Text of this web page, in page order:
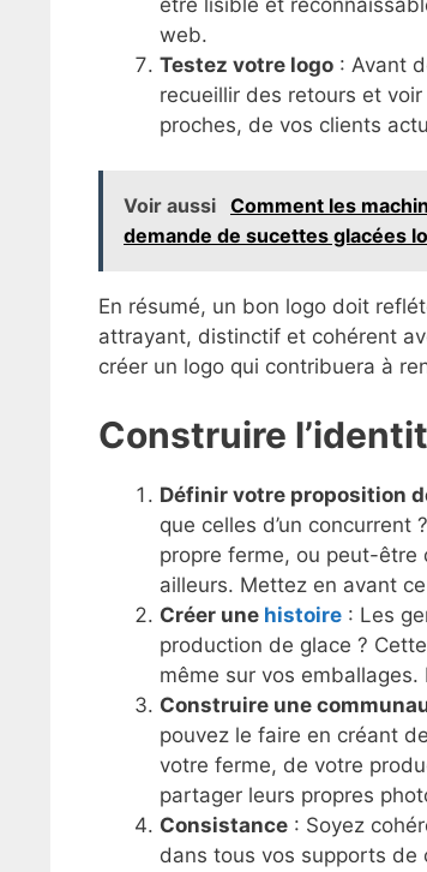
web.
Testez votre logo : Avant
recueillir des retours et
proches, de vos clients
Voir aussi Comment les
demande de sucettes glacées
En résumé, un bon logo doit
attrayant, distinctif et cohérent
créer un logo qui contribuera à
Construire
Définir votre proposition
que celles d’un
propre ferme, ou peut-être
ailleurs. Mettez en avant
Créer une histoire : Les
production de glace ?
même sur vos
Construire une
pouvez le faire en créant
votre ferme, de votre
partager leurs propres
Consistance : Soyez
dans tous vos supports de